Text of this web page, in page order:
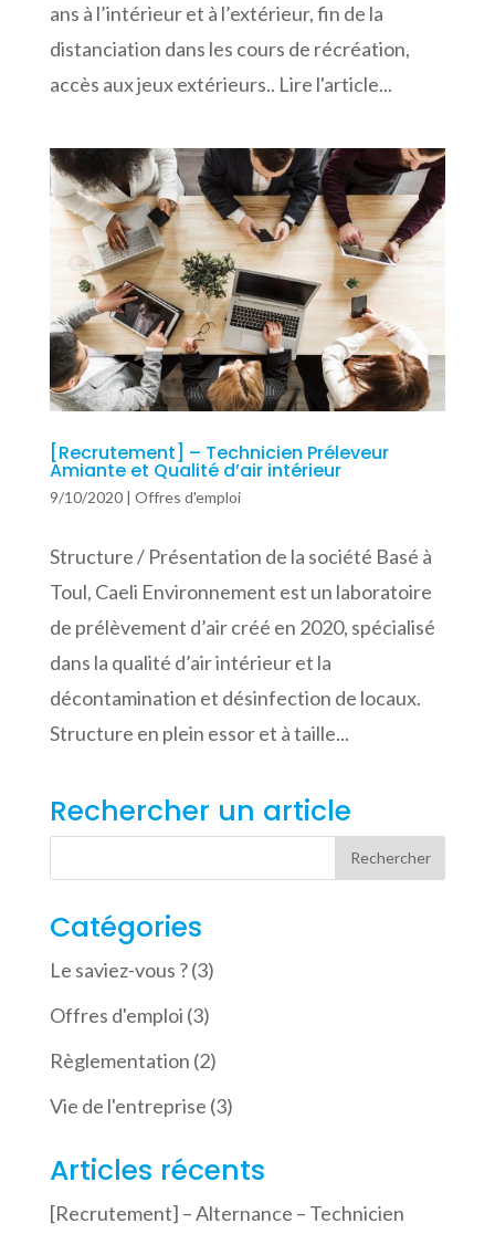
ans à l’intérieur et à l’extérieur, fin de la
distanciation dans les cours de récréation,
accès aux jeux extérieurs.. Lire l'article...
[Recrutement] – Technicien Préleveur
Amiante et Qualité d’air intérieur
9/10/2020| Offres d'emploi
Structure / Présentation de la société Basé à
Toul, Caeli Environnement est un laboratoire
de prélèvement d’air créé en 2020, spécialisé
dans la qualité d’air intérieur et la
décontamination et désinfection de locaux.
Structure en plein essor et à taille...
Rechercher un article
Catégories
Le saviez-vous ?(3)
Offres d'emploi (3)
Règlementation (2)
Vie de l'entreprise (3)
Articles récents
[Recrutement] – Alternance – Technicien